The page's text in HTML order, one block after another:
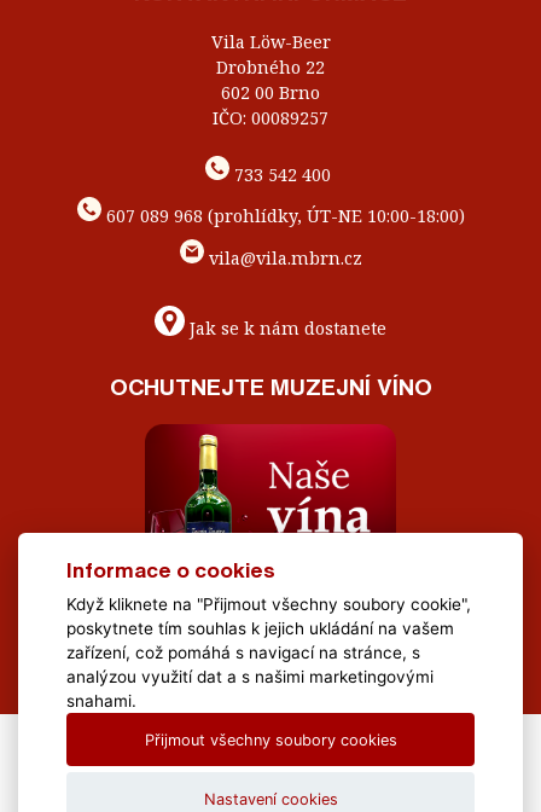
Vila Löw-Beer
Drobného 22
602 00 Brno
IČO: 00089257
733 542 400
607 089 968 (prohlídky, ÚT-NE 10:00-18:00)
vila@vila.mbrn.cz
Jak se k nám dostanete
OCHUTNEJTE MUZEJNÍ VÍNO
All Rights Reserved Muzeum Brněnska © 2020, Webdesign by
Informace o cookies
Když kliknete na "Přijmout všechny soubory cookie",
poskytnete tím souhlas k jejich ukládání na vašem
zařízení, což pomáhá s navigací na stránce, s
analýzou využití dat a s našimi marketingovými
snahami.
Přijmout všechny soubory cookies
Nastavení cookies